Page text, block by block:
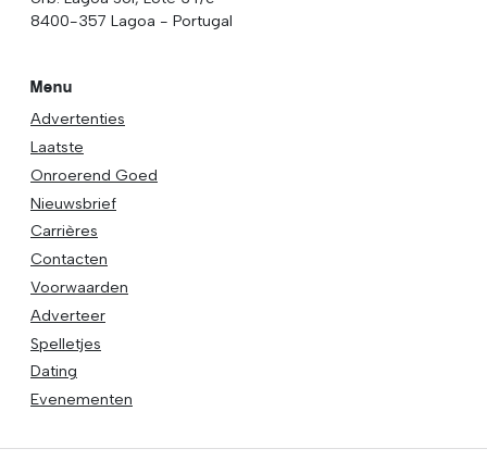
8400-357 Lagoa - Portugal
Menu
Advertenties
Laatste
Onroerend Goed
Nieuwsbrief
Carrières
Contacten
Voorwaarden
Adverteer
Spelletjes
Dating
Evenementen